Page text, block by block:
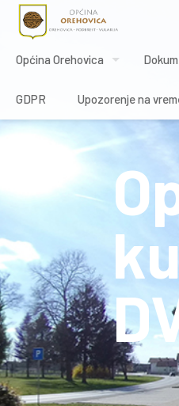
Općina Orehovica
GDPR Upozorenje na